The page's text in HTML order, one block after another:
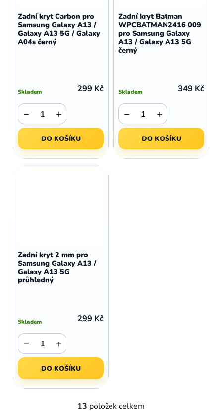
Zadní kryt Carbon pro
Samsung Galaxy A13 /
Galaxy A13 5G / Galaxy
A04s černý
Skladem 299 Kč
+
−
DO KOŠÍKU
Zadní kryt Batman
WPCBATMAN2416 009
pro Samsung Galaxy
A13 / Galaxy A13 5G
černý
Skladem 349 Kč
+
−
DO KOŠÍKU
Zadní kryt 2 mm pro
Samsung Galaxy A13 /
Galaxy A13 5G
průhledný
Skladem 299 Kč
+
−
DO KOŠÍKU
13 položek celkem